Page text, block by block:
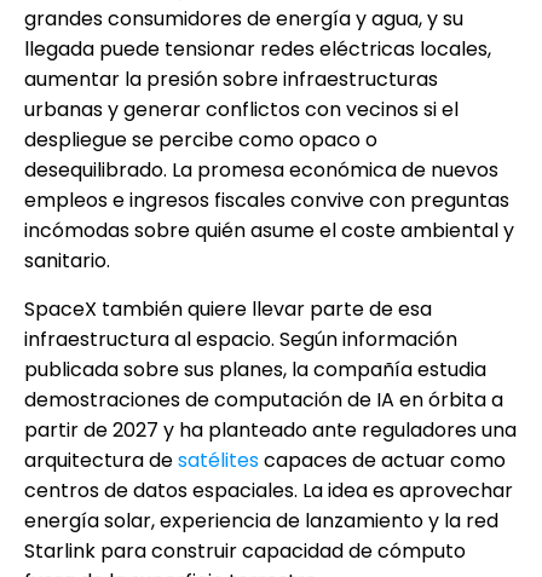
grandes consumidores de energía y agua, y su
llegada puede tensionar redes eléctricas locales,
aumentar la presión sobre infraestructuras
urbanas y generar conflictos con vecinos si el
despliegue se percibe como opaco o
desequilibrado. La promesa económica de nuevos
empleos e ingresos fiscales convive con preguntas
incómodas sobre quién asume el coste ambiental y
sanitario.
SpaceX también quiere llevar parte de esa
infraestructura al espacio. Según información
publicada sobre sus planes, la compañía estudia
demostraciones de computación de IA en órbita a
partir de 2027 y ha planteado ante reguladores una
arquitectura desatélitescapaces de actuar como
centros de datos espaciales. La idea es aprovechar
energía solar, experiencia de lanzamiento y la red
Starlink para construir capacidad de cómputo